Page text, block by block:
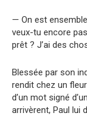
— On est
veux-tu encore
prêt ? J’ai des
Blessée par son
rendit chez un
d’un mot signé
arrivèrent, Paul lui